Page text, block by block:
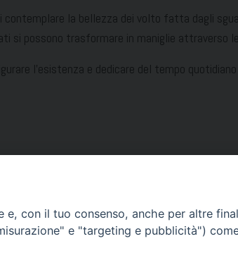
la bellezza dei volto fatta dagli
si possono trasformare in maniglie attraverso
l’esistenza e dedicare del tempo
con il tuo consenso, anche per altre
e "targeting e pubblicità")